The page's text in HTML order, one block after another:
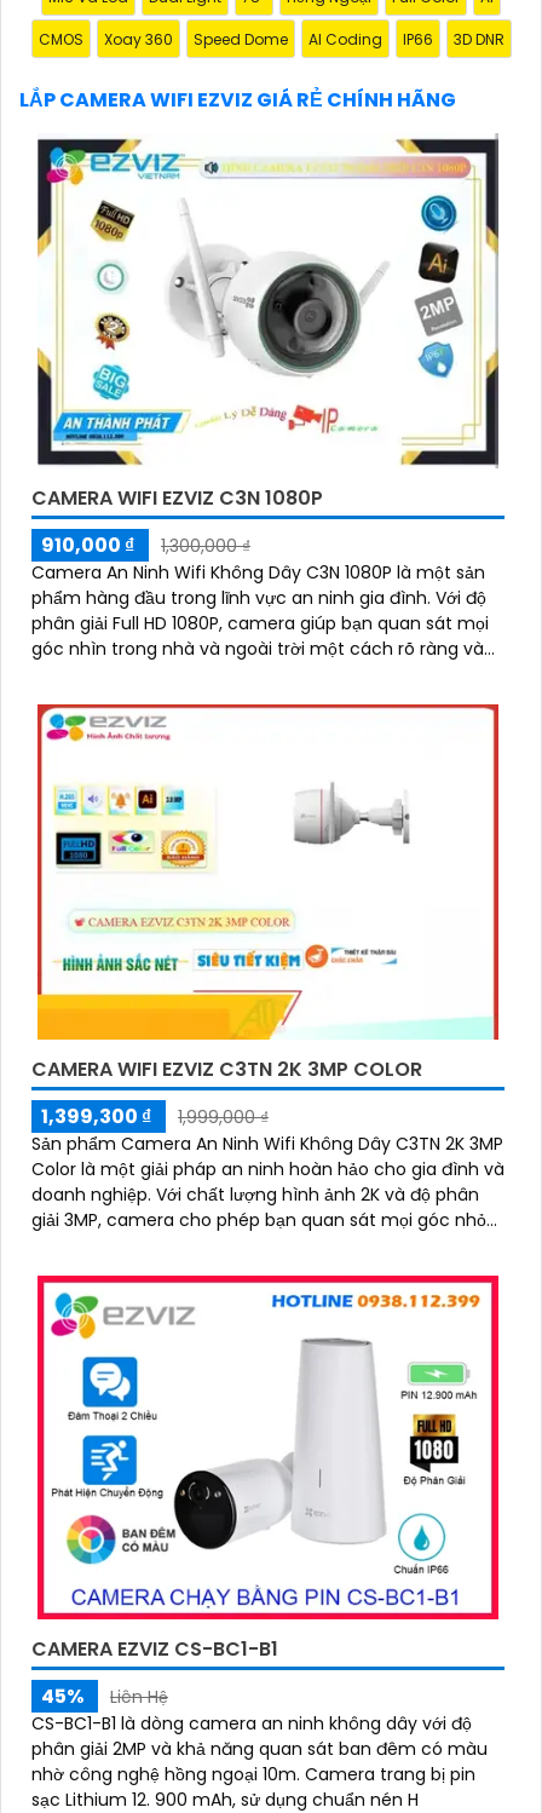
Hy vọng đoạn văn trên sẽ giúp bạn trong việc giới
thiệu sản phẩm Camera Wifi Ezviz.
CMOS Xoay 360 Speed Dome AI Coding IP66 3D DNR
LẮP CAMERA WIFI EZVIZ GIÁ RẺ CHÍNH HÃNG
CAMERA WIFI EZVIZ C3N 1080P
910,000 ₫
1,300,000 ₫
Camera An Ninh Wifi Không Dây C3N 1080P là một sản
phẩm hàng đầu trong lĩnh vực an ninh gia đình. Với độ
phân giải Full HD 1080P, camera giúp bạn quan sát mọi
góc nhìn trong nhà và ngoài trời một cách rõ ràng và
CAMERA WIFI EZVIZ C3TN 2K 3MP COLOR
1,399,300 ₫
1,999,000 ₫
Sản phẩm Camera An Ninh Wifi Không Dây C3TN 2K 3MP
Color là một giải pháp an ninh hoàn hảo cho gia đình và
doanh nghiệp. Với chất lượng hình ảnh 2K và độ phân
giải 3MP, camera cho phép bạn quan sát mọi góc nhỏ
CAMERA EZVIZ CS-BC1-B1
45%
Liên Hệ
CS-BC1-B1 là dòng camera an ninh không dây với độ
phân giải 2MP và khả năng quan sát ban đêm có màu
nhờ công nghệ hồng ngoại 10m. Camera trang bị pin
sạc Lithium 12. 900 mAh, sử dụng chuẩn nén H